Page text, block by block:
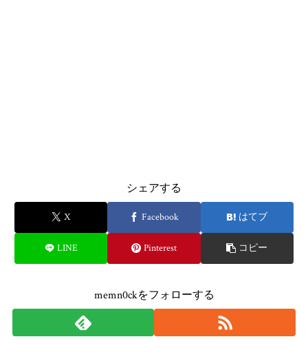
シェアする
X Facebook はてブ
LINE Pinterest コピー
memn0ckをフォローする